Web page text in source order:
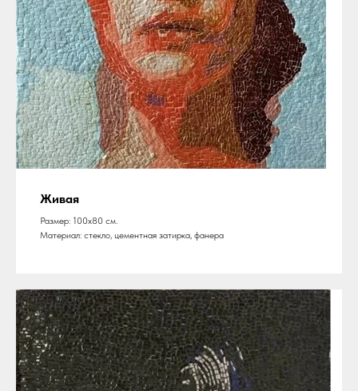
Живая
Размер: 100х80 см.
Материал: стекло, цементная затирка, фанера